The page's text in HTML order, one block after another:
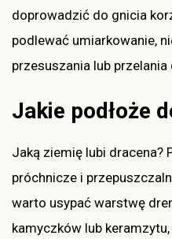
doprowadzić do gnicia
podlewać umiarkowanie,
przesuszania lub przelania
Jakie podłoże
Jaką ziemię lubi dracena?
próchnicze i
warto usypać warstwę
kamyczków lub